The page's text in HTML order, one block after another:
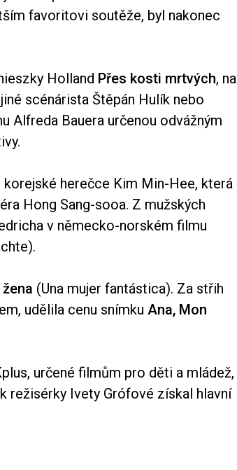
favoritovi soutěže, byl nakonec
Holland Přes kosti mrtvých, na
scénárista Štěpán Hulík nebo
Alfreda Bauera určenou odvážným
herečce Kim Min-Hee, která
Hong Sang-sooa. Z mužských
v německo-norském filmu
(Una mujer fantástica). Za střih
udělila cenu snímku Ana, Mon
určené filmům pro děti a mládež,
režisérky Ivety Grófové získal hlavní